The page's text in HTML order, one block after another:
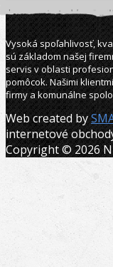
Vysoká spoľahlivosť,
sú základom našej
servis v oblasti
pomôcok. Našimi
firmy a komunálne
Web created by
internetové
Copyright © 2026